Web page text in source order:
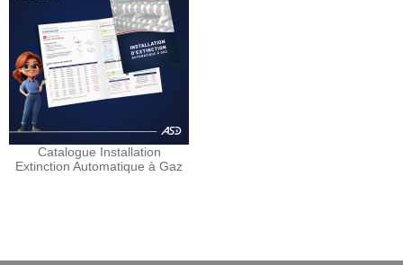
Catalogue Installation
Extinction Automatique à Gaz